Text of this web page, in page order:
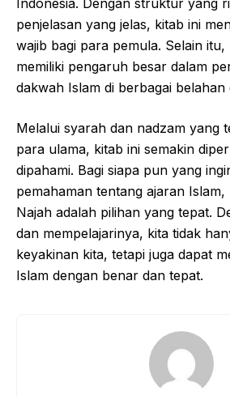
Indonesia. Dengan struktur yang
penjelasan yang jelas, kitab ini
wajib bagi para pemula. Selain itu,
memiliki pengaruh besar dalam
dakwah Islam di berbagai belahan
Melalui syarah dan nadzam yang
para ulama, kitab ini semakin
dipahami. Bagi siapa pun yang
pemahaman tentang ajaran
Najah adalah pilihan yang tepat.
dan mempelajarinya, kita tidak
keyakinan kita, tetapi juga dapat
Islam dengan benar dan tepat.